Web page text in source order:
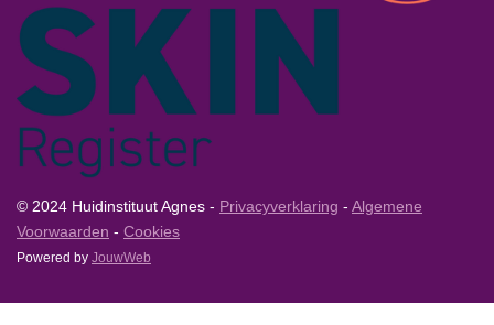
© 2024 Huidinstituut Agnes - Privacyverklaring - Algemene
Voorwaarden - Cookies
Powered by JouwWeb